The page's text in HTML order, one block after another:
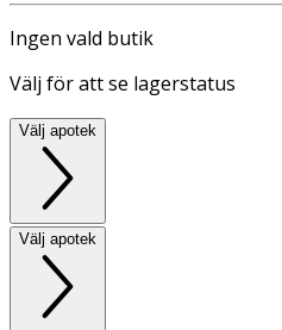
Ingen vald butik
Välj för att se lagerstatus
Välj apotek
Välj apotek